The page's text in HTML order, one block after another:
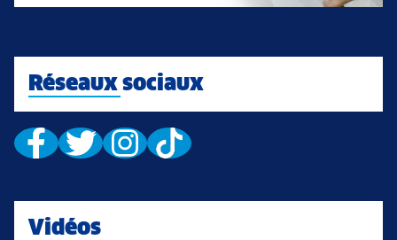
Réseaux sociaux
Vidéos